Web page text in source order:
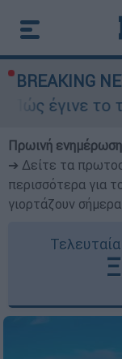
BREAKING
τροχαίο στη
Πρωινή
➔ Δείτε τα
περισσότερα για
γιορτάζουν σήμερα